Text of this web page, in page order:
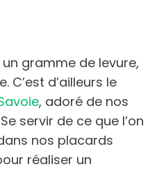
un gramme de levure,
C’est d’ailleurs le
, adoré de nos
servir de ce que l’on
nos placards
réaliser un